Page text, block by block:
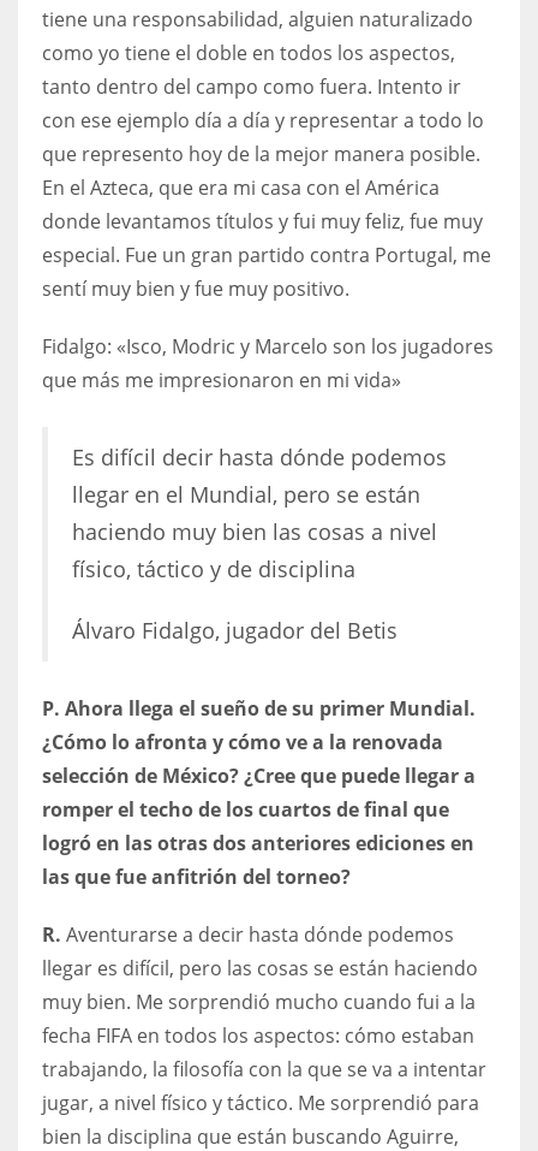
tiene una responsabilidad, alguien naturalizado
como yo tiene el doble en todos los aspectos,
tanto dentro del campo como fuera. Intento ir
con ese ejemplo día a día y representar a todo lo
que represento hoy de la mejor manera posible.
En el Azteca, que era mi casa con el América
donde levantamos títulos y fui muy feliz, fue muy
especial. Fue un gran partido contra Portugal, me
sentí muy bien y fue muy positivo.
Fidalgo: «Isco, Modric y Marcelo son los jugadores
que más me impresionaron en mi vida»
Es difícil decir hasta dónde podemos
llegar en el Mundial, pero se están
haciendo muy bien las cosas a nivel
físico, táctico y de disciplina
Álvaro Fidalgo, jugador del Betis
P. Ahora llega el sueño de su primer Mundial.
¿Cómo lo afronta y cómo ve a la renovada
selección de México? ¿Cree que puede llegar a
romper el techo de los cuartos de final que
logró en las otras dos anteriores ediciones en
las que fue anfitrión del torneo?
R. Aventurarse a decir hasta dónde podemos
llegar es difícil, pero las cosas se están haciendo
muy bien. Me sorprendió mucho cuando fui a la
fecha FIFA en todos los aspectos: cómo estaban
trabajando, la filosofía con la que se va a intentar
jugar, a nivel físico y táctico. Me sorprendió para
bien la disciplina que están buscando Aguirre,